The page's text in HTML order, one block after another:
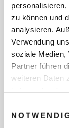
zu können und
analysieren.
Verwendung
soziale Medien,
Partner führen
weiteren Daten
ANZAHL
ANZAHL